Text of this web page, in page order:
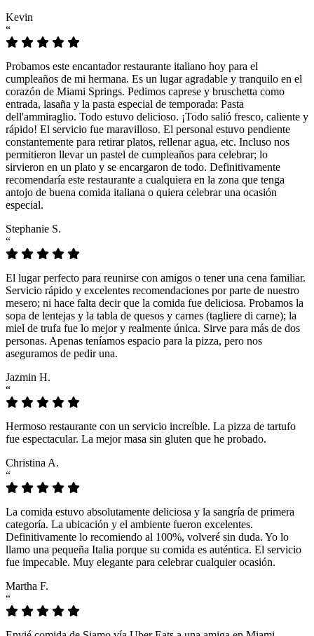
Kevin
“
Probamos este encantador restaurante italiano hoy para el
cumpleaños de mi hermana. Es un lugar agradable y tranquilo en el
corazón de Miami Springs. Pedimos caprese y bruschetta como
entrada, lasaña y la pasta especial de temporada: Pasta
dell'ammiraglio. Todo estuvo delicioso. ¡Todo salió fresco, caliente y
rápido! El servicio fue maravilloso. El personal estuvo pendiente
constantemente para retirar platos, rellenar agua, etc. Incluso nos
permitieron llevar un pastel de cumpleaños para celebrar; lo
sirvieron en un plato y se encargaron de todo. Definitivamente
recomendaría este restaurante a cualquiera en la zona que tenga
antojo de buena comida italiana o quiera celebrar una ocasión
especial.
Stephanie S.
“
El lugar perfecto para reunirse con amigos o tener una cena familiar.
Servicio rápido y excelentes recomendaciones por parte de nuestro
mesero; ni hace falta decir que la comida fue deliciosa. Probamos la
sopa de lentejas y la tabla de quesos y carnes (tagliere di carne); la
miel de trufa fue lo mejor y realmente única. Sirve para más de dos
personas. Apenas teníamos espacio para la pizza, pero nos
aseguramos de pedir una.
Jazmin H.
“
Hermoso restaurante con un servicio increíble. La pizza de tartufo
fue espectacular. La mejor masa sin gluten que he probado.
Christina A.
“
La comida estuvo absolutamente deliciosa y la sangría de primera
categoría. La ubicación y el ambiente fueron excelentes.
Definitivamente lo recomiendo al 100%, volveré sin duda. Yo lo
llamo una pequeña Italia porque su comida es auténtica. El servicio
fue impecable. Muy elegante para celebrar cualquier ocasión.
Martha F.
“